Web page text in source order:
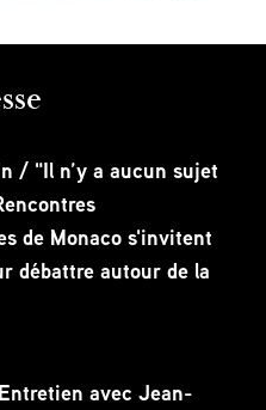
/ "Il n’y a aucun sujet
de Monaco s'invitent
débattre autour de la
avec Jean-